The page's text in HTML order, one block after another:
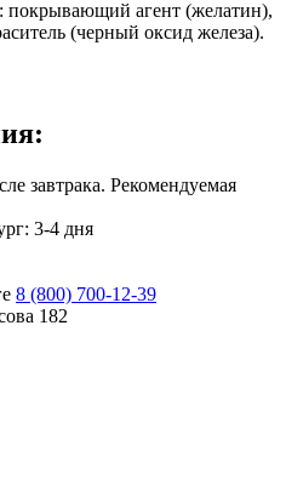
покрывающий агент (желатин),
(черный оксид железа).
завтрака. Рекомендуемая
3-4 дня
8 (800) 700-12-39
182